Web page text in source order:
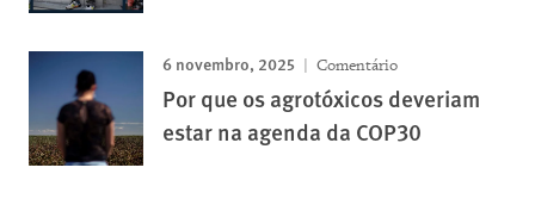
6 novembro, 2025 Comentário
Por que os agrotóxicos deveriam
estar na agenda da COP30